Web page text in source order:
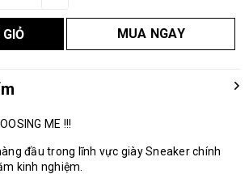
MUA NGAY
ME !!!
đầu trong lĩnh vực giày Sneaker chính
kinh nghiệm.